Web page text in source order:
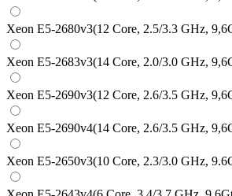
Xeon E5-2680v3(12 Core, 2.5/3.3 GHz,
Xeon E5-2683v3(14 Core, 2.0/3.0 GHz,
Xeon E5-2690v3(12 Core, 2.6/3.5 GHz,
Xeon E5-2690v4(14 Core, 2.6/3.5 GHz,
Xeon E5-2650v3(10 Core, 2.3/3.0 GHz,